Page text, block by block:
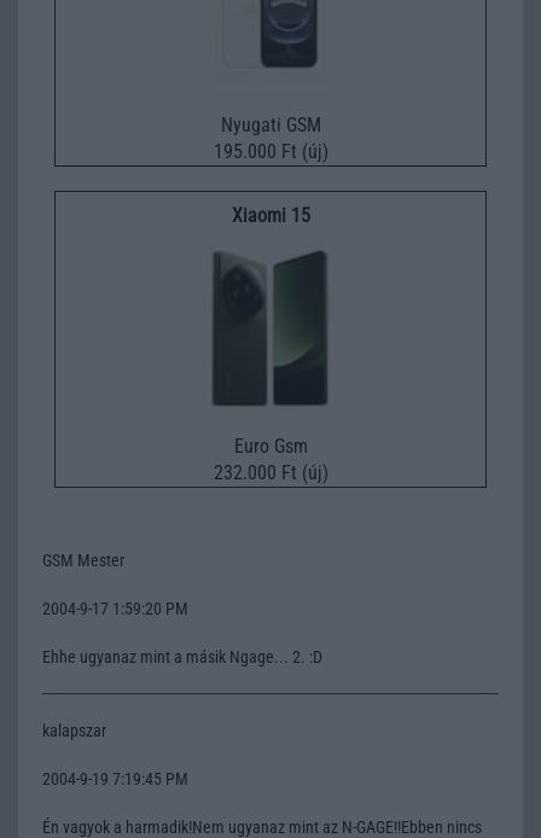
Nyugati GSM
195.000 Ft (új)
Xiaomi 15
Euro Gsm
232.000 Ft (új)
GSM Mester
2004-9-17 1:59:20 PM
Ehhe ugyanaz mint a másik Ngage... 2. :D
kalapszar
2004-9-19 7:19:45 PM
Én vagyok a harmadik!Nem ugyanaz mint az N-GAGE!!Ebben nincs